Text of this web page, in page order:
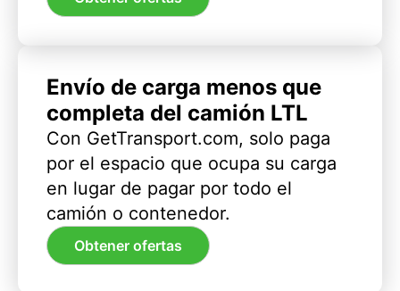
Envío de carga menos que
completa del camión LTL
Con GetTransport.com, solo paga
por el espacio que ocupa su carga
en lugar de pagar por todo el
camión o contenedor.
Obtener ofertas